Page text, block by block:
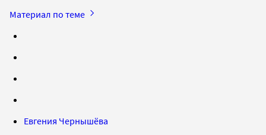
Материал по теме
Евгения Чернышёва